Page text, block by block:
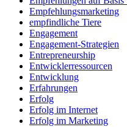
Empfehlungsmarketing
empfindliche Tiere
Engagement
Engagement-Strategien
Entrepreneurship
Entwicklerressourcen
Entwicklung
Erfahrungen
Erfolg
Erfolg im Internet
Erfolg im Marketing